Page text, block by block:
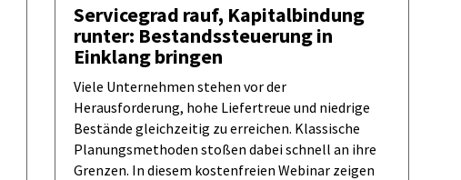
Servicegrad rauf, Kapitalbindung
runter: Bestandssteuerung in
Einklang bringen
Viele Unternehmen stehen vor der
Herausforderung, hohe Liefertreue und niedrige
Bestände gleichzeitig zu erreichen. Klassische
Planungsmethoden stoßen dabei schnell an ihre
Grenzen. In diesem kostenfreien Webinar zeigen